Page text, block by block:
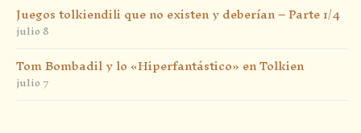
Juegos tolkiendili que no existen y deberían – Parte 1/4
julio 8
Tom Bombadil y lo «Hiperfantástico» en Tolkien
julio 7